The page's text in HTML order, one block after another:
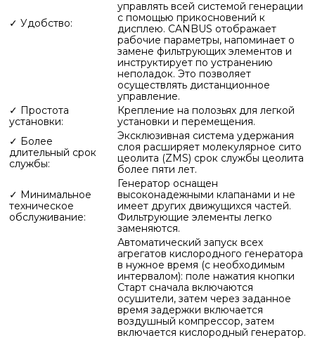
✓ Удобство:
управлять всей системой генерации
с помощью прикосновений к
дисплею. CANBUS отображает
рабочие параметры, напоминает о
замене фильтрующих элементов и
инструктирует по устранению
неполадок. Это позволяет
осуществлять дистанционное
управление.
✓ Простота
установки:
Крепление на полозьях для легкой
установки и перемещения.
✓ Более
длительный срок
службы:
Эксклюзивная система удержания
слоя расширяет молекулярное сито
цеолита (ZMS) срок службы цеолита
более пяти лет.
✓ Минимальное
техническое
обслуживание:
Генератор оснащен
высоконадежными клапанами и не
имеет других движущихся частей.
Фильтрующие элементы легко
заменяются.
Автоматический запуск всех
агрегатов кислородного генератора
в нужное время (с необходимым
интервалом): поле нажатия кнопки
Старт сначала включаются
осушители, затем через заданное
время задержки включается
воздушный компрессор, затем
включается кислородный генератор.